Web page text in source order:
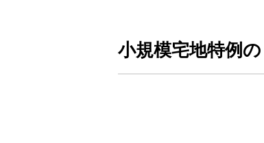
小規模宅地特例